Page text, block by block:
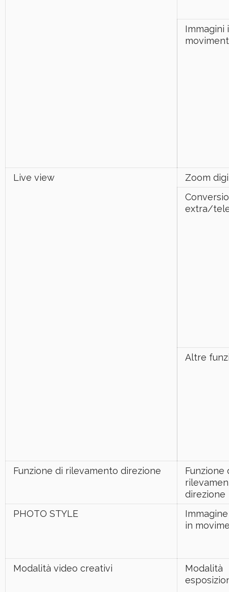
Immagini
Live view
Zoom
extra/
Altre
Funzione di rilevamento direzione
Funzione
direzione
PHOTO STYLE
in
Modalità video creativi
Modalità